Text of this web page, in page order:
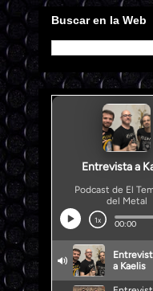
Buscar en la Web